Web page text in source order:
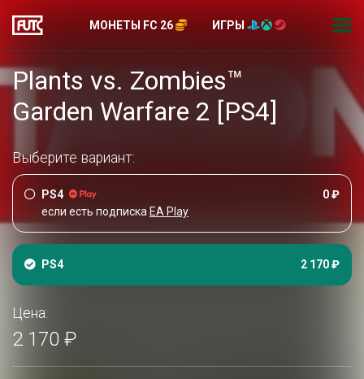
МОНЕТЫ FC 26 ИГРЫ
Plants vs. Zombies™
Garden Warfare 2 [PS4]
Выберите вариант:
PS4
если есть подписка EA Play
0 ₽
PS4 2 170 ₽
Цена:
2 170 ₽